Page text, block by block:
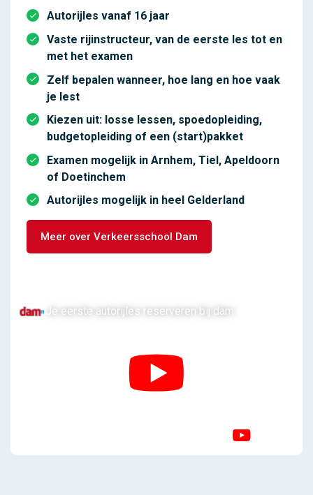
Autorijles vanaf 16 jaar
Vaste rijinstructeur, van de eerste les tot en
met het examen
Zelf bepalen wanneer, hoe lang en hoe vaak
je lest
Kiezen uit: losse lessen, spoedopleiding,
budgetopleiding of een (start)pakket
Examen mogelijk in Arnhem, Tiel, Apeldoorn
of Doetinchem
Autorijles mogelijk in heel Gelderland
Meer over Verkeersschool Dam
Je eerste autorijles reserveren bij dam